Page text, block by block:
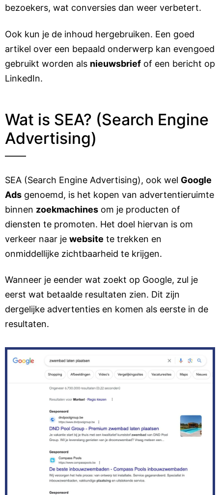
bezoekers, wat conversies dan weer verbetert.
Ook kun je de inhoud hergebruiken. Een goed
artikel over een bepaald onderwerp kan evengoed
gebruikt worden als nieuwsbrief of een bericht op
LinkedIn.
Wat is SEA? (Search Engine
Advertising)
SEA (Search Engine Advertising), ook wel Google
Ads genoemd, is het kopen van advertentieruimte
binnen zoekmachines om je producten of
diensten te promoten. Het doel hiervan is om
verkeer naar je website te trekken en
onmiddellijke zichtbaarheid te krijgen.
Wanneer je eender wat zoekt op Google, zul je
eerst wat betaalde resultaten zien. Dit zijn
dergelijke advertenties en komen als eerste in de
resultaten.